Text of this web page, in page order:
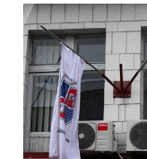
lakšim povredama